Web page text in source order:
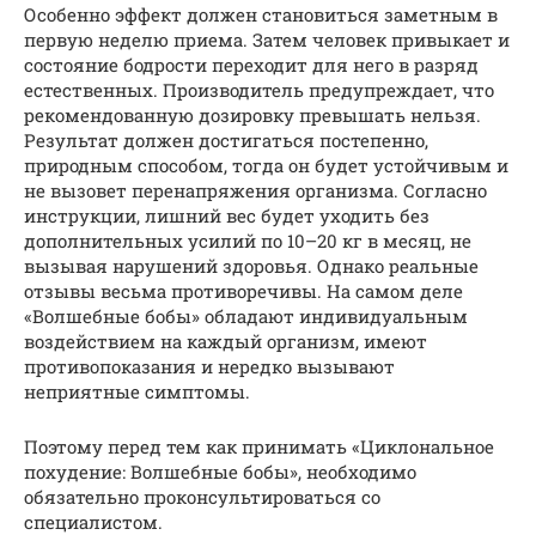
Особенно эффект должен становиться заметным в
первую неделю приема. Затем человек привыкает и
состояние бодрости переходит для него в разряд
естественных. Производитель предупреждает, что
рекомендованную дозировку превышать нельзя.
Результат должен достигаться постепенно,
природным способом, тогда он будет устойчивым и
не вызовет перенапряжения организма. Согласно
инструкции, лишний вес будет уходить без
дополнительных усилий по 10–20 кг в месяц, не
вызывая нарушений здоровья. Однако реальные
отзывы весьма противоречивы. На самом деле
«Волшебные бобы» обладают индивидуальным
воздействием на каждый организм, имеют
противопоказания и нередко вызывают
неприятные симптомы.
Поэтому перед тем как принимать «Циклональное
похудение: Волшебные бобы», необходимо
обязательно проконсультироваться со
специалистом.